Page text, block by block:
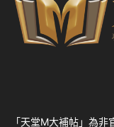
「天堂M大補帖」為